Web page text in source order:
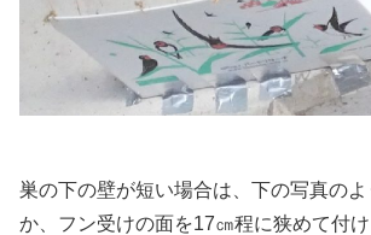
巣の下の壁が短い場合は、下の写真の
か、フン受けの面を17㎝程に狭めて付